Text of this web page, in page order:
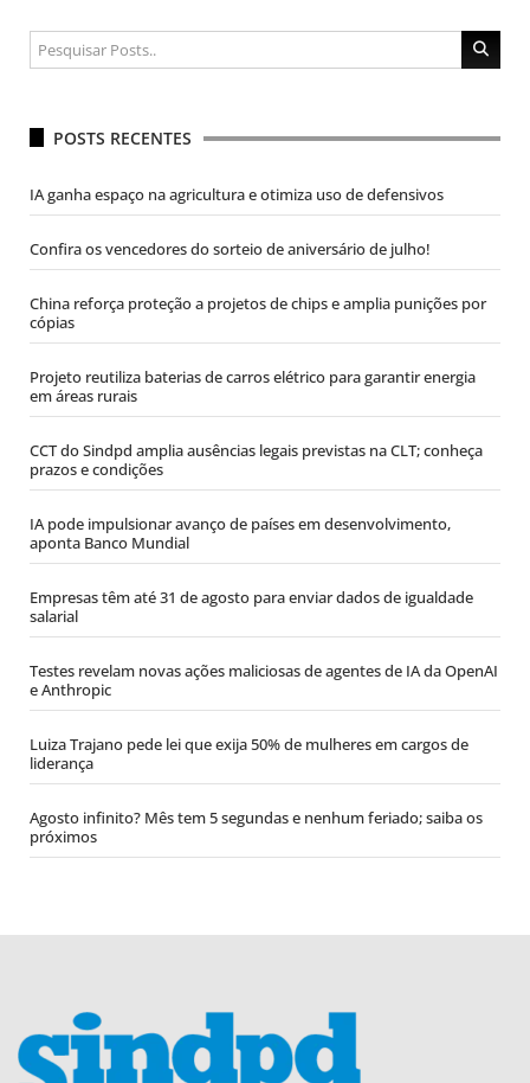
POSTS RECENTES
IA ganha espaço na agricultura e otimiza uso de defensivos
Confira os vencedores do sorteio de aniversário de julho!
China reforça proteção a projetos de chips e amplia punições por
cópias
Projeto reutiliza baterias de carros elétrico para garantir energia
em áreas rurais
CCT do Sindpd amplia ausências legais previstas na CLT; conheça
prazos e condições
IA pode impulsionar avanço de países em desenvolvimento,
aponta Banco Mundial
Empresas têm até 31 de agosto para enviar dados de igualdade
salarial
Testes revelam novas ações maliciosas de agentes de IA da OpenAI
e Anthropic
Luiza Trajano pede lei que exija 50% de mulheres em cargos de
liderança
Agosto infinito? Mês tem 5 segundas e nenhum feriado; saiba os
próximos